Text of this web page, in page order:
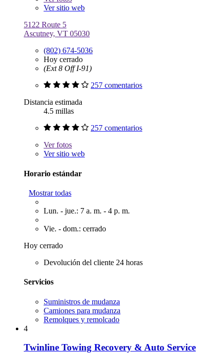
Ver sitio web
5122 Route 5
Ascutney, VT 05030
(802) 674-5036
Hoy cerrado
(Ext 8 Off I-91)
257 comentarios
Distancia estimada
4.5 millas
257 comentarios
Verfotos
Ver sitio web
Horario estándar
Mostrar todas
Lun. - jue.: 7 a. m. - 4 p. m.
Vie. - dom.: cerrado
Hoy cerrado
Devolución del cliente 24 horas
Servicios
Suministros de mudanza
Camiones para mudanza
Remolques y remolcado
4
Twinline Towing Recovery & Auto Service